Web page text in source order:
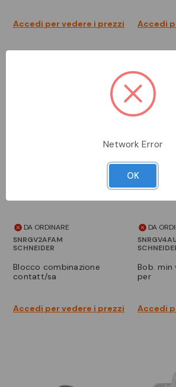
Accedi per vedere i prezzi Accedi
DA ORDINARE
SNRGV2AFAM
SCHNEIDER
blocco combinazione
contatt/sa
Accedi per vedere i prezzi
DA
bob. min v 380-415v 50hz
per
Accedi
Network Error
OK